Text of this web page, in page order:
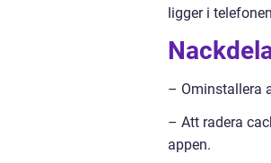
ligger i
– Ominstallera
– Att radera
appen.